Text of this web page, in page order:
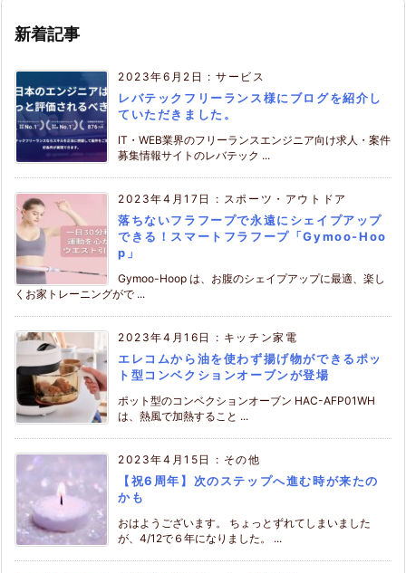
新着記事
2023年6月2日 :サービス
レバテックフリーランス様にブログを紹介し
ていただきました。
IT・WEB業界のフリーランスエンジニア向け求人・案件
募集情報サイトのレバテック ...
2023年4月17日 : スポーツ・アウトドア
落ちないフラフープで永遠にシェイプアップ
できる！スマートフラフープ「Gymoo-Hoo
p」
Gymoo-Hoop は、お腹のシェイプアップに最適、楽し
くお家トレーニングがで ...
2023年4月16日 : キッチン家電
エレコムから油を使わず揚げ物ができるポッ
ト型コンベクションオーブンが登場
ポット型のコンベクションオーブン HAC-AFP01WH
は、熱風で加熱すること ...
2023年4月15日 : その他
【祝6周年】次のステップへ進む時が来たの
かも
おはようございます。 ちょっとずれてしまいました
が、4/12で６年になりました。 ...